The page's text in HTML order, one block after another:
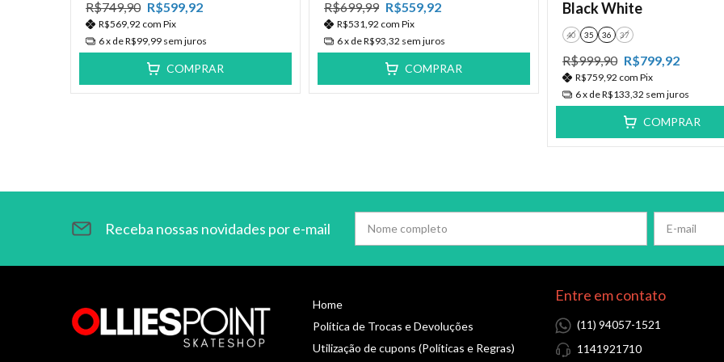
R$749,90 R$599,92
R$569,92 com Pix
6x deR$99,99 sem juros
COMPRAR
R$699,99 R$559,92
R$531,92 com Pix
6x deR$93,32 sem juros
COMPRAR
Black White
40 35 36 37
R$999,90 R$799,92
R$759,92 com Pix
6x deR$133,32 sem juros
COMPRAR
Receba nossas novidades por e-mail
Home
Política de Trocas e Devoluções
Utilização de cupons (Políticas e Regras)
Entre em contato
(11) 94057-1521
1141921710